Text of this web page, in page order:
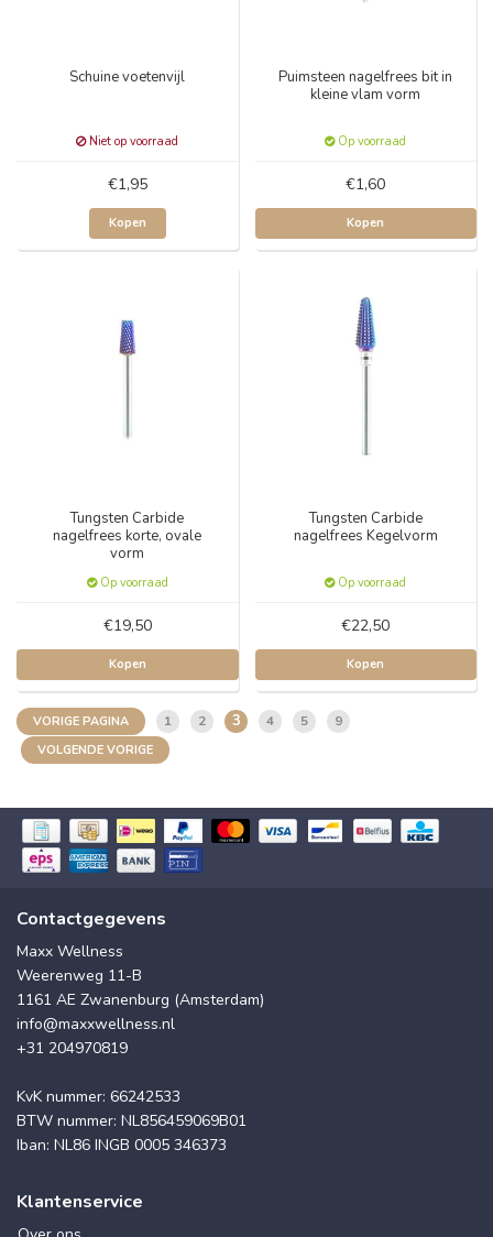
Schuine voetenvijl
Niet op voorraad
€1,95
Kopen
Puimsteen nagelfrees bit in
kleine vlam vorm
Op voorraad
€1,60
Kopen
Tungsten Carbide
nagelfrees korte, ovale
vorm
Op voorraad
€19,50
Kopen
Tungsten Carbide
nagelfrees Kegelvorm
Op voorraad
€22,50
Kopen
VORIGE PAGINA 1 2 3 4 5 9
VOLGENDE VORIGE
Contactgegevens
Maxx Wellness
Weerenweg 11-B
1161 AE Zwanenburg (Amsterdam)
info@maxxwellness.nl
+31 204970819
KvK nummer: 66242533
BTW nummer: NL856459069B01
Iban: NL86 INGB 0005 346373
Klantenservice